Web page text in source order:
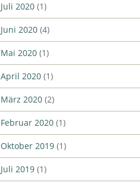
Juli 2020 (1)
Juni 2020 (4)
Mai 2020 (1)
April 2020 (1)
März 2020 (2)
Februar 2020 (1)
Oktober 2019 (1)
Juli 2019 (1)